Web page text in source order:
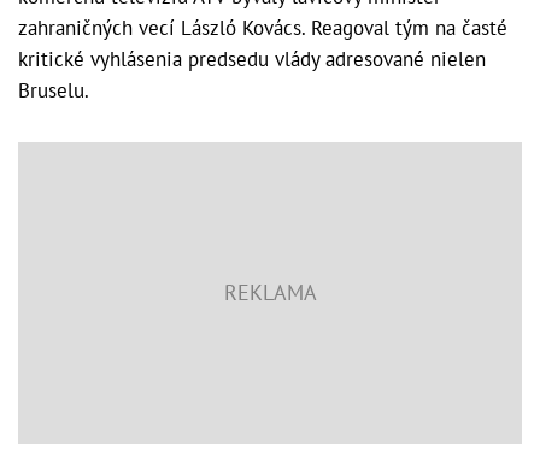
zahraničných vecí László Kovács. Reagoval tým na časté
kritické vyhlásenia predsedu vlády adresované nielen
Bruselu.